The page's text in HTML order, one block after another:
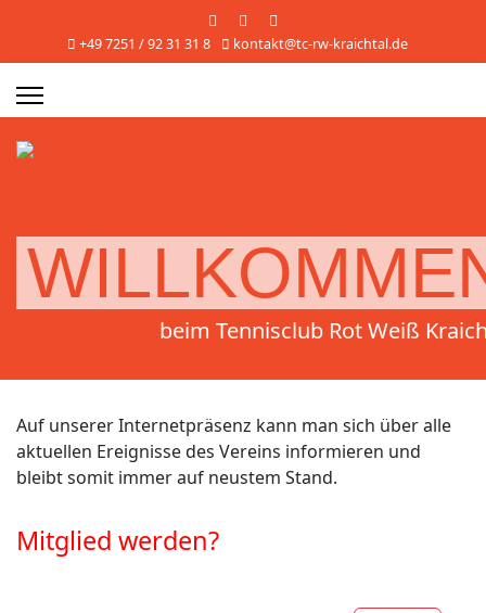
+49 7251 / 92 31 31 8 kontakt@tc-rw-kraichtal.de
beim Tennisclub Rot Weiß
Auf unserer Internetpräsenz kann man sich über alle
aktuellen Ereignisse des Vereins informieren und
bleibt somit immer auf neustem Stand.
Mitglied werden?